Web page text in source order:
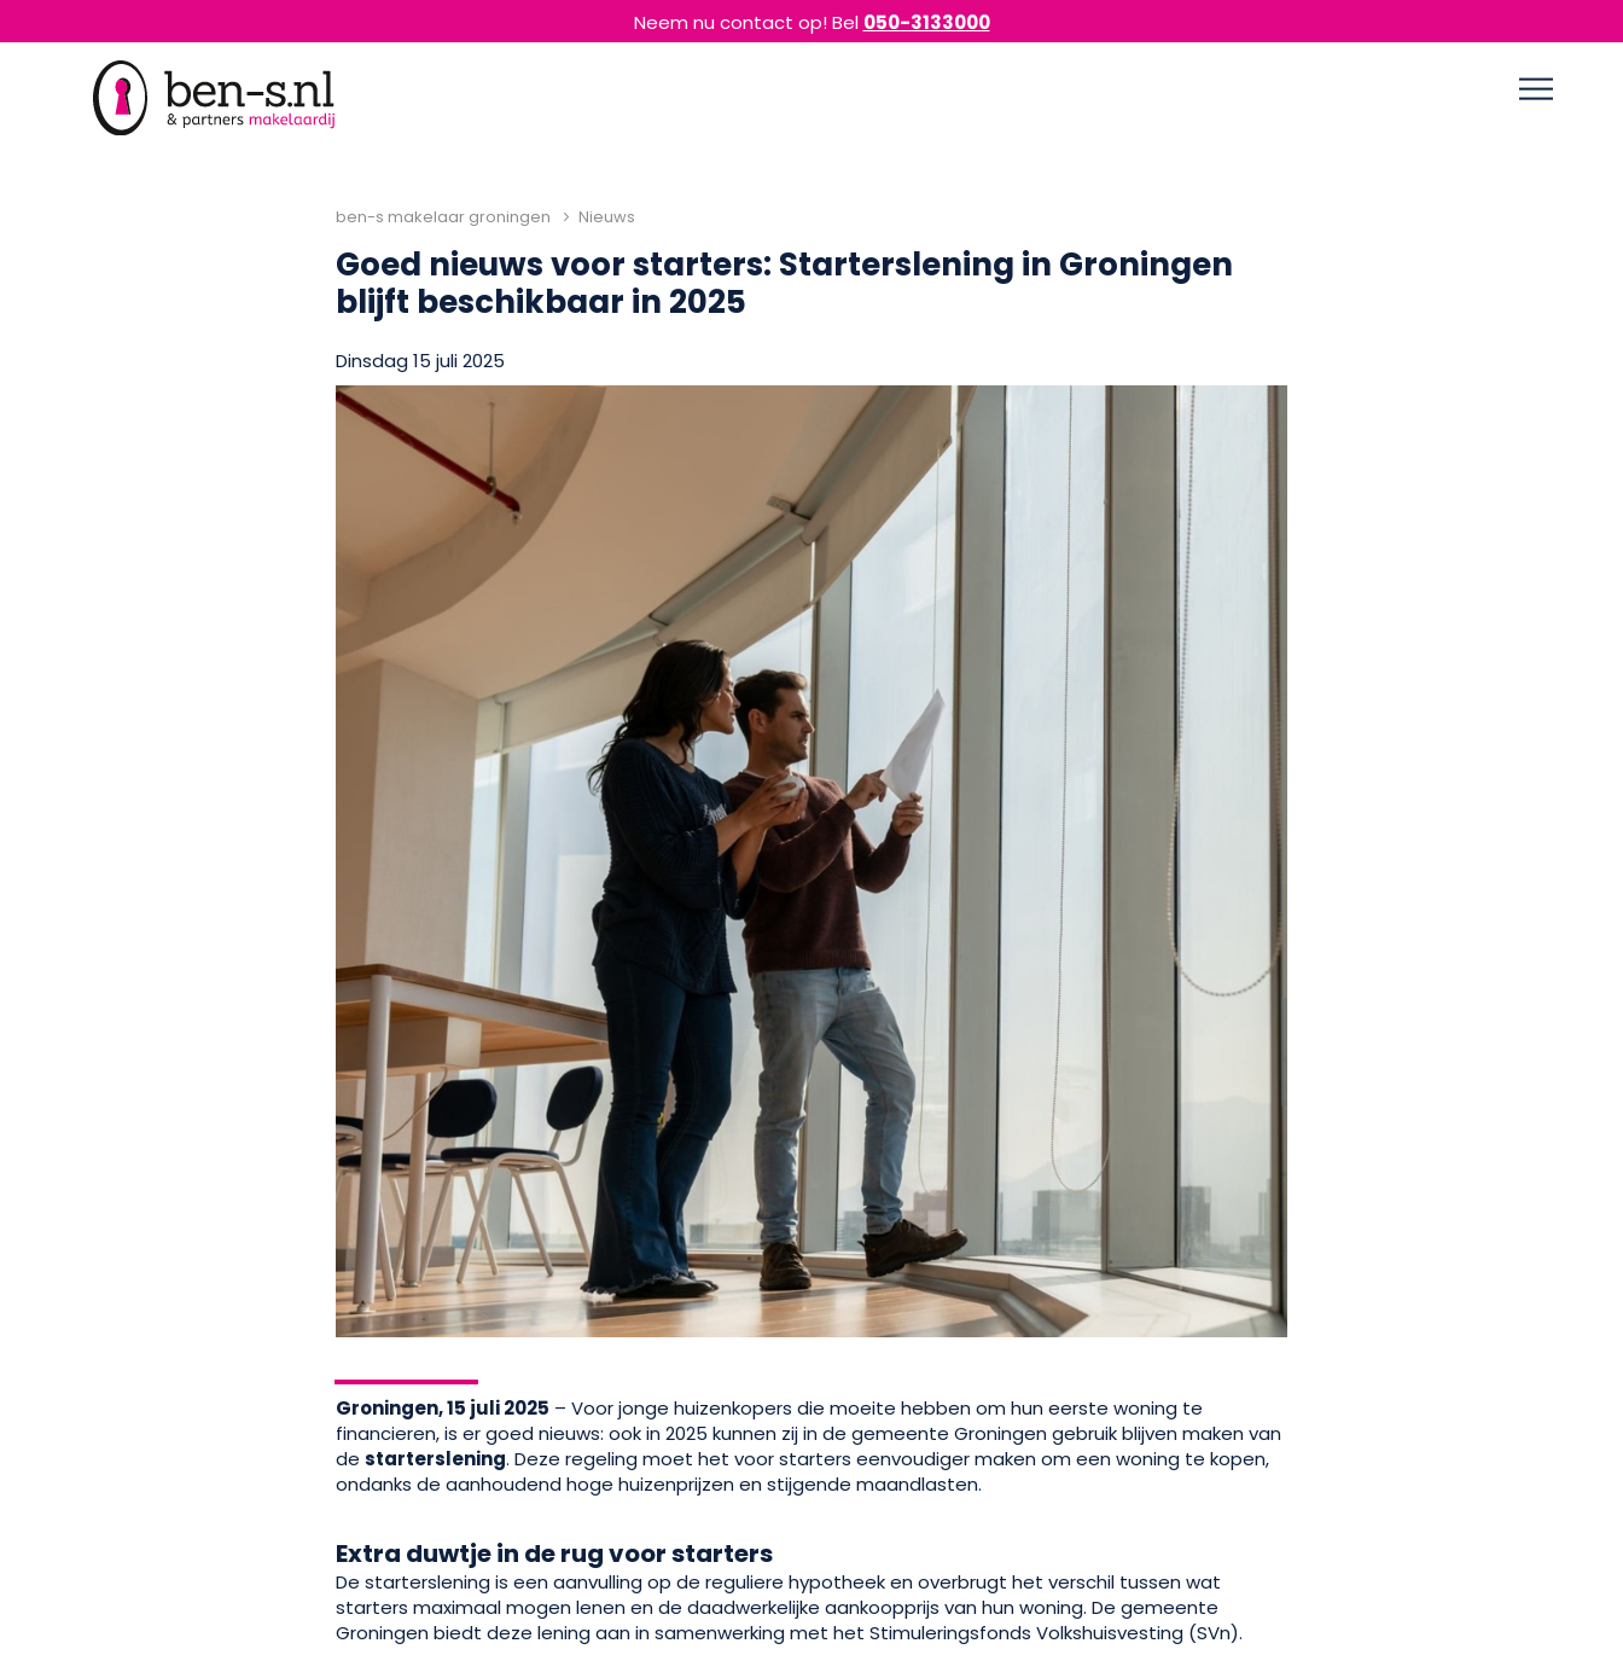
Neem nu contact op! Bel 050-3133000
ben-s makelaar groningen Nieuws
Goed nieuws voor starters: Starterslening in Groningen
blijft beschikbaar in 2025
Dinsdag 15 juli 2025
Groningen, 15 juli 2025 – Voor jonge huizenkopers die moeite hebben om hun eerste woning te
financieren, is er goed nieuws: ook in 2025 kunnen zij in de gemeente Groningen gebruik blijven maken van
destarterslening. Deze regeling moet het voor starters eenvoudiger maken om een woning te kopen,
ondanks de aanhoudend hoge huizenprijzen en stijgende maandlasten.
Extra duwtje in de rug voor starters
De starterslening is een aanvulling op de reguliere hypotheek en overbrugt het verschil tussen wat
starters maximaal mogen lenen en de daadwerkelijke aankoopprijs van hun woning. De gemeente
Groningen biedt deze lening aan in samenwerking met het Stimuleringsfonds Volkshuisvesting (SVn).